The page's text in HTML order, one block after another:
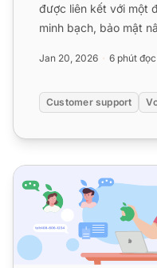
được liên kết với một
minh bạch, bảo mật
Jan 20, 2026 6 phút đọc
Customer support
20 Hệ thống điện thoại